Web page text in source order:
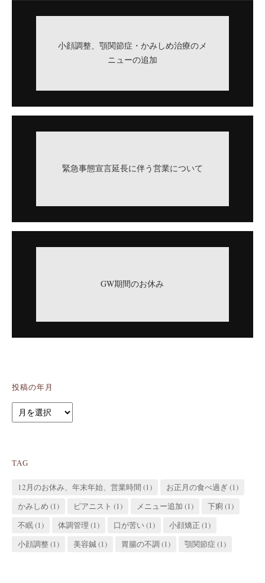
小顔調整、顎関節症・かみしめ治療のメ
ニューの追加
緊急事態宣言延長に伴う営業について
GW期間のお休み
投稿の年月
稿
月
TAG
12月のお休み、年末年始、営業時間 (1) お正月の食べ過ぎ(1)
かみしめ (1) ピアニスト (1) メニュー追加 (1) 下痢 (1)
不眠(1) 体調管理 (1) 口が苦い(1) 小顔矯正 (1)
小顔調整(1) 美容鍼(1) 胃腸の不調 (1) 顎関節症 (1)